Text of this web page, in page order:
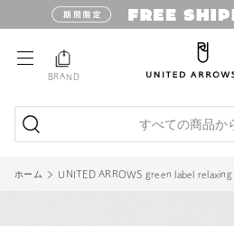
BRAND
すべての商品か
ホーム UNITED ARROWS green label relaxing